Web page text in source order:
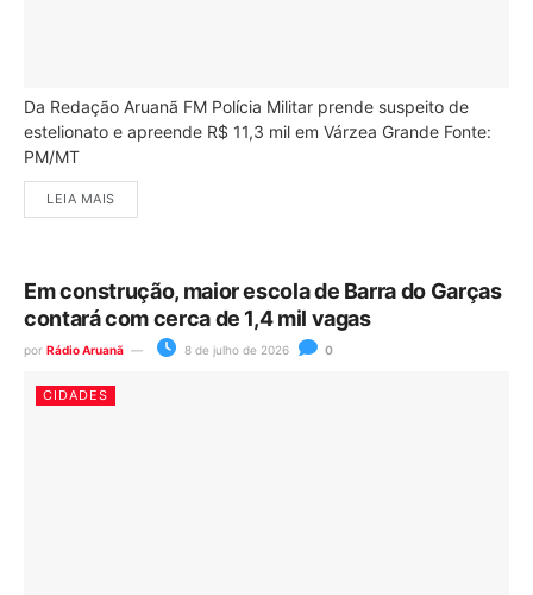
Da Redação Aruanã FM Polícia Militar prende suspeito de
estelionato e apreende R$ 11,3 mil em Várzea Grande Fonte:
PM/MT
LEIA MAIS
Em construção, maior escola de Barra do Garças
contará com cerca de 1,4 mil vagas
por Rádio Aruanã 8 de julho de 2026 0
CIDADES